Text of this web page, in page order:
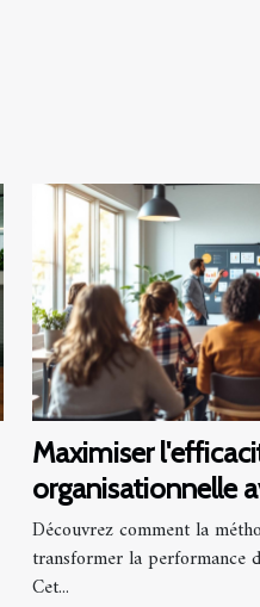
Maximiser
organisationnelle
OKR
Découvrez comment la
transformer la performance
Cet...